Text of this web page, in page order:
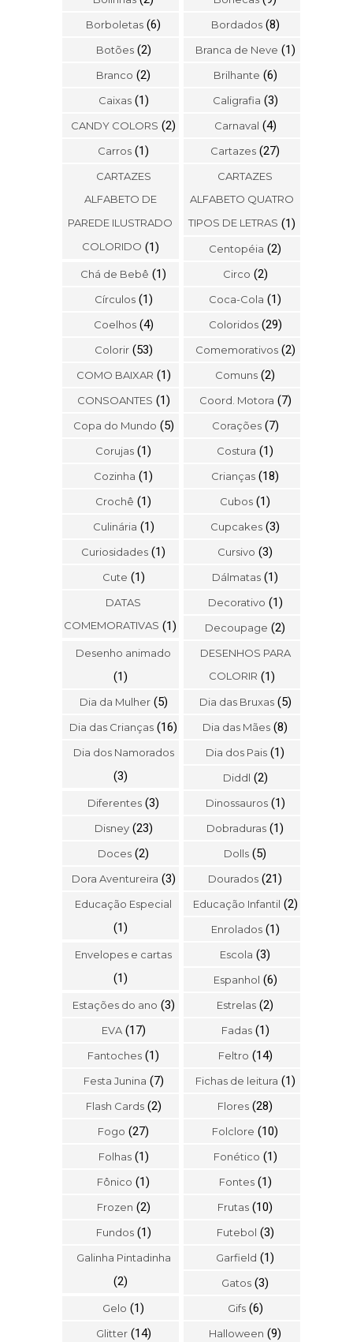
Borboletas (6) Bordados (8)
Botões (2) Branca de Neve (1)
Branco (2) Brilhante (6)
Caixas (1) Caligrafia (3)
CANDY COLORS (2) Carnaval (4)
Carros (1) Cartazes (27)
CARTAZES
ALFABETO DE
PAREDE ILUSTRADO
COLORIDO (1)
CARTAZES
ALFABETO QUATRO
TIPOS DE LETRAS (1)
Centopéia (2)
Chá de Bebê (1) Circo (2)
Círculos (1) Coca-Cola (1)
Coelhos (4) Coloridos (29)
Colorir (53) Comemorativos (2)
COMO BAIXAR (1) Comuns (2)
CONSOANTES (1) Coord. Motora (7)
Copa do Mundo (5) Corações (7)
Corujas (1) Costura (1)
Cozinha (1) Crianças (18)
Crochê (1) Cubos (1)
Culinária (1) Cupcakes (3)
Curiosidades (1) Cursivo (3)
Cute (1) Dálmatas (1)
DATAS
COMEMORATIVAS (1)
Decorativo (1)
Decoupage (2)
Desenho animado
(1)
DESENHOS PARA
COLORIR (1)
Dia da Mulher (5) Dia das Bruxas (5)
Dia das Crianças (16) Dia das Mães (8)
Dia dos Namorados
(3)
Dia dos Pais (1)
Diddl (2)
Diferentes (3) Dinossauros (1)
Disney (23) Dobraduras (1)
Doces (2) Dolls (5)
Dora Aventureira (3) Dourados (21)
Educação Especial
(1)
Educação Infantil (2)
Enrolados (1)
Envelopes e cartas
(1)
Escola (3)
Espanhol (6)
Estações do ano (3) Estrelas (2)
EVA (17) Fadas (1)
Fantoches (1) Feltro (14)
Festa Junina (7) Fichas de leitura (1)
Flash Cards (2) Flores (28)
Fogo (27) Folclore (10)
Folhas (1) Fonético (1)
Fônico (1) Fontes (1)
Frozen (2) Frutas (10)
Fundos (1) Futebol (3)
Galinha Pintadinha
(2)
Garfield (1)
Gatos (3)
Gelo (1) Gifs (6)
Glitter (14) Halloween (9)